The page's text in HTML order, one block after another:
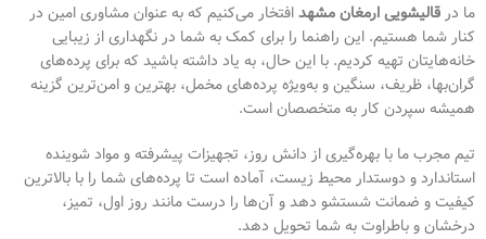
ما در قالیشویی ارمغان مشهدافتخار می‌کنیم که به عنوان مشاوری امین در
کنار شما هستیم. این راهنما را برای کمک به شما در نگهداری از زیبایی
خانه‌هایتان تهیه کردیم. با این حال، به یاد داشته باشید که برای پرده‌های
گران‌بها، ظریف، سنگین و به‌ویژه پرده‌های مخمل، بهترین و امن‌ترین گزینه
همیشه سپردن کار به متخصصان است.
تیم مجرب ما با بهره‌گیری از دانش روز، تجهیزات پیشرفته و مواد شوینده
استاندارد و دوستدار محیط زیست، آماده است تا پرده‌های شما را با بالاترین
کیفیت و ضمانت شستشو دهد و آن‌ها را درست مانند روز اول، تمیز،
درخشان و باطراوت به شما تحویل دهد.